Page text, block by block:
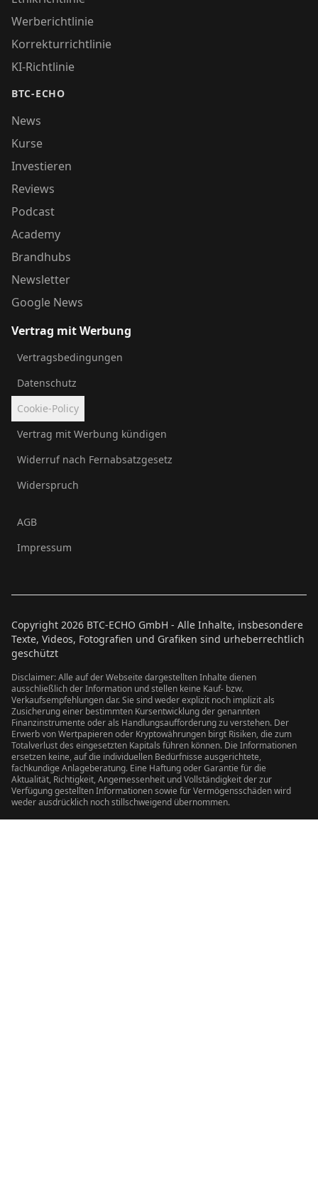
Werberichtlinie
Korrekturrichtlinie
KI-Richtlinie
BTC-ECHO
News
Kurse
Investieren
Reviews
Podcast
Academy
Brandhubs
Newsletter
Google News
Vertrag mit Werbung
Vertragsbedingungen
Datenschutz
Cookie-Policy
Vertrag mit Werbung kündigen
Widerruf nach Fernabsatzgesetz
Widerspruch
AGB
Impressum
Copyright 2026 BTC-ECHO GmbH - Alle Inhalte, insbesondere
Texte, Videos, Fotografien und Grafiken sind urheberrechtlich
geschützt
Disclaimer: Alle auf der Webseite dargestellten Inhalte dienen
ausschließlich der Information und stellen keine Kauf- bzw.
Verkaufsempfehlungen dar. Sie sind weder explizit noch implizit als
Zusicherung einer bestimmten Kursentwicklung der genannten
Finanzinstrumente oder als Handlungsaufforderung zu verstehen. Der
Erwerb von Wertpapieren oder Kryptowährungen birgt Risiken, die zum
Totalverlust des eingesetzten Kapitals führen können. Die Informationen
ersetzen keine, auf die individuellen Bedürfnisse ausgerichtete,
fachkundige Anlageberatung. Eine Haftung oder Garantie für die
Aktualität, Richtigkeit, Angemessenheit und Vollständigkeit der zur
Verfügung gestellten Informationen sowie für Vermögensschäden wird
weder ausdrücklich noch stillschweigend übernommen.